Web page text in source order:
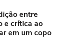
entre
e crítica ao
em um copo